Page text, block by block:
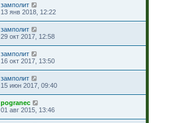
замполит
13 янв 2018, 12:22
замполит
29 окт 2017, 12:58
замполит
16 окт 2017, 13:50
замполит
15 июн 2017, 09:40
pogranec
01 авг 2015, 13:46